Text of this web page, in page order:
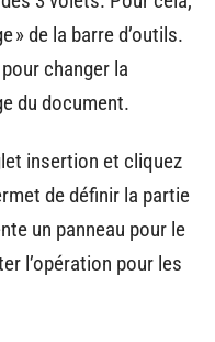
» de la barre d’outils.
changer la
du document.
insertion et cliquez
de définir la partie
un panneau pour le
l’opération pour les